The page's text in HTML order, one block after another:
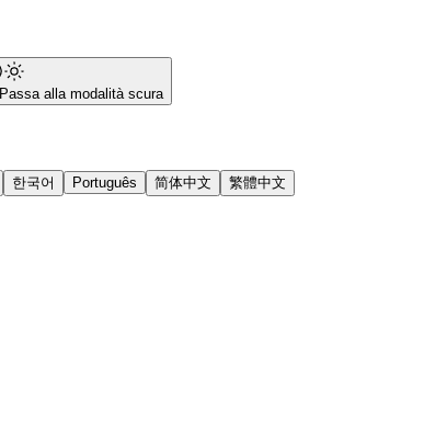
Passa alla modalità scura
한국어 Português 简体中文 繁體中文